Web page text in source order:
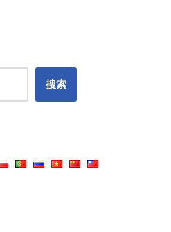
搜索